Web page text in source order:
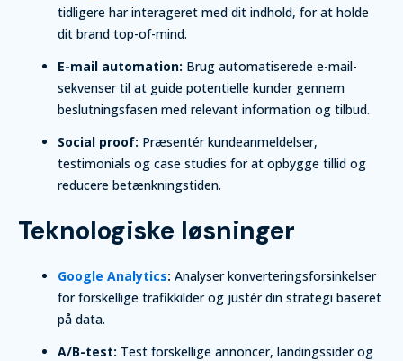
tidligere har interageret med dit indhold, for at holde
dit brand top-of-mind.
E-mail automation: Brug automatiserede e-mail-
sekvenser til at guide potentielle kunder gennem
beslutningsfasen med relevant information og tilbud.
Social proof: Præsentér kundeanmeldelser,
testimonials og case studies for at opbygge tillid og
reducere betænkningstiden.
Teknologiske løsninger
Google Analytics: Analyser konverteringsforsinkelser
for forskellige trafikkilder og justér din strategi baseret
på data.
A/B-test: Test forskellige annoncer, landingssider og